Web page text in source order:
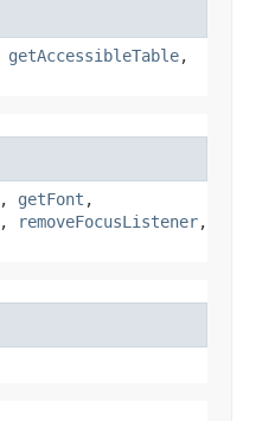
getAccessibleTable,
, getFont ,
, removeFocusListener,